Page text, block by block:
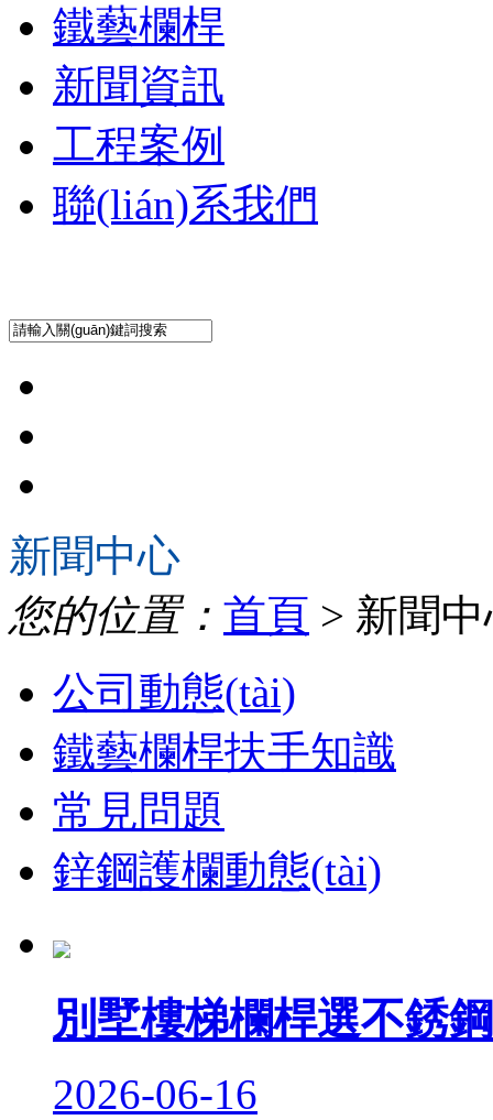
鐵藝欄桿
新聞資訊
工程案例
聯(lián)系我們
新聞中心
您的位置： 首頁 > 新聞
公司動態(tài)
鐵藝欄桿扶手知識
常見問題
鋅鋼護欄動態(tài)
別墅樓梯欄桿選不銹
2026-06-16